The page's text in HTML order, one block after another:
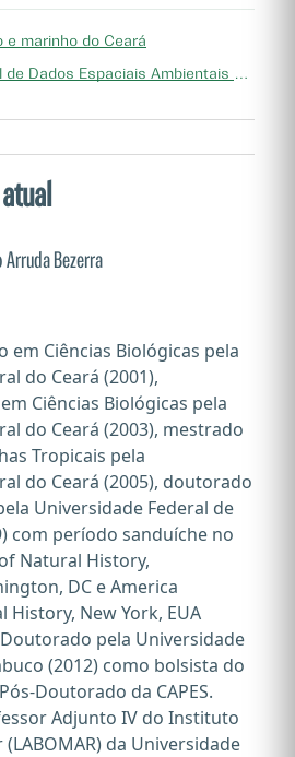
marinho do Ceará
Espaciais Ambientais do Ceará (PEDEA-CE)
Arruda Bezerra
em Ciências Biológicas pela
do Ceará (2001),
Ciências Biológicas pela
do Ceará (2003), mestrado
Tropicais pela
do Ceará (2005), doutorado
Universidade Federal de
com período sanduíche no
Natural History,
DC e America
New York, EUA
Doutorado pela Universidade
(2012) como bolsista do
Doutorado da CAPES.
Adjunto IV do Instituto
da Universidade